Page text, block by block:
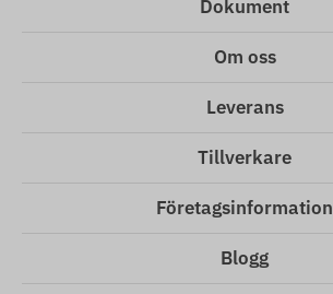
Dokument
Om oss
Leverans
Tillverkare
Företagsinformation
Blogg